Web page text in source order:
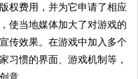
权费用，并为它申请了相应
使当地媒体加大了对游戏的
传效果。在游戏中加入多个
习惯的界面、游戏机制等，